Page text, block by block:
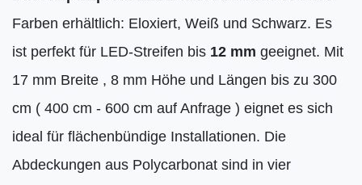
Farben erhältlich: Eloxiert, Weiß und Schwarz. Es
ist perfekt für LED-Streifen bis 12 mm geeignet. Mit
17 mm Breite , 8 mm Höhe und Längen bis zu 300
cm ( 400 cm - 600 cm auf Anfrage ) eignet es sich
ideal für flächenbündige Installationen. Die
Abdeckungen aus Polycarbonat sind in vier